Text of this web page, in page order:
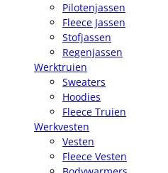
Pilotenjassen
Fleece Jassen
Stofjassen
Regenjassen
Werktruien
Sweaters
Hoodies
Fleece Truien
Werkvesten
Vesten
Fleece Vesten